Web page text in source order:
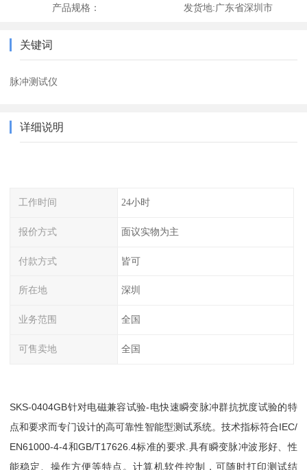
产品规格： 发货地:广东省深圳市
关键词
脉冲测试仪
详细说明
工作时间 24小时
报价方式 面议实物为主
付款方式 皆可
所在地 深圳
业务范围 全国
可售卖地 全国
SKS-0404GB针对电磁兼容试验-电快速瞬变脉冲群抗扰度试验的特
点和要求而专门设计的高可靠性智能型测试系统。技术指标符合IEC/
EN61000-4-4和GB/T17626.4标准的要求.具有瞬变脉冲波形好、性
能稳定、操作方便等特点。计算机软件控制，可随时打印测试结